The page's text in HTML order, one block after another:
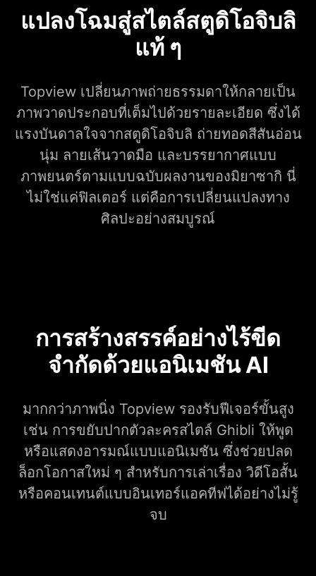
แปลงโฉมสู่สไตล์สตูดิโอจิบลิ
แท้ ๆ
Topview เปลี่ยนภาพถ่ายธรรมดาให้กลายเป็น
ภาพวาดประกอบที่เต็มไปด้วยรายละเอียด ซึ่งได้
แรงบันดาลใจจากสตูดิโอจิบลิ ถ่ายทอดสีสันอ่อน
นุ่ม ลายเส้นวาดมือ และบรรยากาศแบบ
ภาพยนตร์ตามแบบฉบับผลงานของมิยาซากิ นี่
ไม่ใช่แค่ฟิลเตอร์ แต่คือการเปลี่ยนแปลงทาง
ศิลปะอย่างสมบูรณ์
การสร้างสรรค์อย่างไร้ขีด
จำกัดด้วยแอนิเมชัน AI
มากกว่าภาพนิ่ง Topview รองรับฟีเจอร์ขั้นสูง
เช่น การขยับปากตัวละครสไตล์ Ghibli ให้พูด
หรือแสดงอารมณ์แบบแอนิเมชัน ซึ่งช่วยปลด
ล็อกโอกาสใหม่ ๆ สำหรับการเล่าเรื่อง วิดีโอสั้น
หรือคอนเทนต์แบบอินเทอร์แอคทีฟได้อย่างไม่รู้
จบ